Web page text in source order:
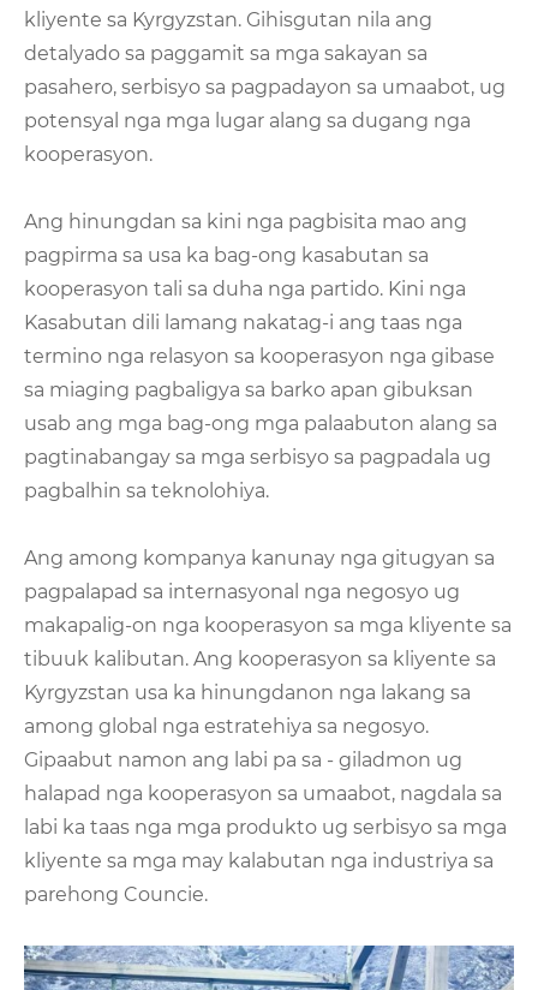
kliyente sa Kyrgyzstan. Gihisgutan nila ang
detalyado sa paggamit sa mga sakayan sa
pasahero, serbisyo sa pagpadayon sa umaabot, ug
potensyal nga mga lugar alang sa dugang nga
kooperasyon.
Ang hinungdan sa kini nga pagbisita mao ang
pagpirma sa usa ka bag-ong kasabutan sa
kooperasyon tali sa duha nga partido. Kini nga
Kasabutan dili lamang nakatag-i ang taas nga
termino nga relasyon sa kooperasyon nga gibase
sa miaging pagbaligya sa barko apan gibuksan
usab ang mga bag-ong mga palaabuton alang sa
pagtinabangay sa mga serbisyo sa pagpadala ug
pagbalhin sa teknolohiya.
Ang among kompanya kanunay nga gitugyan sa
pagpalapad sa internasyonal nga negosyo ug
makapalig-on nga kooperasyon sa mga kliyente sa
tibuuk kalibutan. Ang kooperasyon sa kliyente sa
Kyrgyzstan usa ka hinungdanon nga lakang sa
among global nga estratehiya sa negosyo.
Gipaabut namon ang labi pa sa - giladmon ug
halapad nga kooperasyon sa umaabot, nagdala sa
labi ka taas nga mga produkto ug serbisyo sa mga
kliyente sa mga may kalabutan nga industriya sa
parehong Councie.